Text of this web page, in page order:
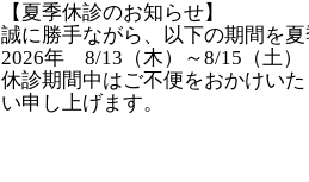
【夏季休診のお知らせ】
誠に勝手ながら、以下の期間を
2026年 8/13（木）～8/15（土）
休診期間中はご不便をおかけい
い申し上げます。